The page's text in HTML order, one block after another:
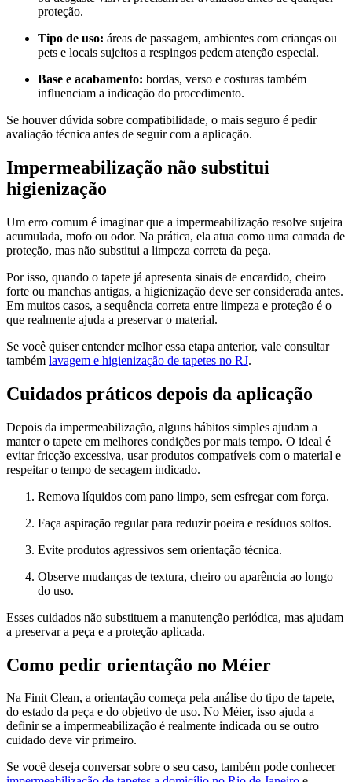
proteção.
Tipo de uso: áreas de passagem, ambientes com crianças ou
pets e locais sujeitos a respingos pedem atenção especial.
Base e acabamento: bordas, verso e costuras também
influenciam a indicação do procedimento.
Se houver dúvida sobre compatibilidade, o mais seguro é pedir
avaliação técnica antes de seguir com a aplicação.
Impermeabilização não substitui
higienização
Um erro comum é imaginar que a impermeabilização resolve sujeira
acumulada, mofo ou odor. Na prática, ela atua como uma camada de
proteção, mas não substitui a limpeza correta da peça.
Por isso, quando o tapete já apresenta sinais de encardido, cheiro
forte ou manchas antigas, a higienização deve ser considerada antes.
Em muitos casos, a sequência correta entre limpeza e proteção é o
que realmente ajuda a preservar o material.
Se você quiser entender melhor essa etapa anterior, vale consultar
também lavagem e higienização de tapetes no RJ.
Cuidados práticos depois da aplicação
Depois da impermeabilização, alguns hábitos simples ajudam a
manter o tapete em melhores condições por mais tempo. O ideal é
evitar fricção excessiva, usar produtos compatíveis com o material e
respeitar o tempo de secagem indicado.
Remova líquidos com pano limpo, sem esfregar com força.
Faça aspiração regular para reduzir poeira e resíduos soltos.
Evite produtos agressivos sem orientação técnica.
Observe mudanças de textura, cheiro ou aparência ao longo
do uso.
Esses cuidados não substituem a manutenção periódica, mas ajudam
a preservar a peça e a proteção aplicada.
Como pedir orientação no Méier
Na Finit Clean, a orientação começa pela análise do tipo de tapete,
do estado da peça e do objetivo de uso. No Méier, isso ajuda a
definir se a impermeabilização é realmente indicada ou se outro
cuidado deve vir primeiro.
Se você deseja conversar sobre o seu caso, também pode conhecer